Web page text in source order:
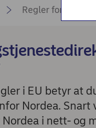
Regler for
i EU betyr at
Nordea. Snart
i nett- og